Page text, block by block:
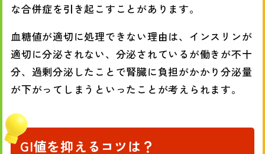
な合併症を引き起こすことがあります。
血糖値が適切に処理できない理由は、インスリンが
適切に分泌されない、分泌されているが働きが不十
分、過剰分泌したことで腎臓に負担がかかり分泌量
が下がってしまうといったことが考えられます。
GI値を抑えるコツは？